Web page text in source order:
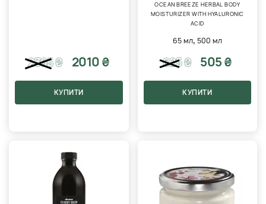
2365₴ 2010 ₴
КУПИТИ
OCEAN BREEZE HERBAL BODY
MOISTURIZER WITH HYALURONIC
ACID
65 мл, 500 мл
625₴ 505 ₴
КУПИТИ